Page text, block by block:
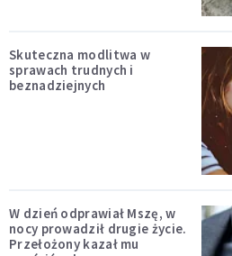
Skuteczna modlitwa w
sprawach trudnych i
beznadziejnych
W dzień odprawiał Mszę, w
nocy prowadził drugie życie.
Przełożony kazał mu